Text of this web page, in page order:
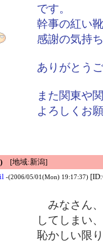
です。
幹事の紅い
感謝の気持
ありがとう
また関東や
よろしくお
[地域:新潟]
-(2006/05/01(Mon) 19:17:37)
みなさん、
してしまい、
恥かしい限